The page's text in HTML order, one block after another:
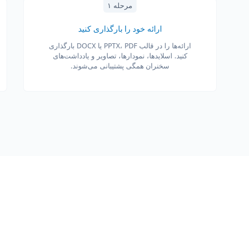
مرحله ۱
ارائه خود را بارگذاری کنید
ارائه‌ها را در قالب PPTX، PDF یا DOCX بارگذاری
کنید. اسلایدها، نمودارها، تصاویر و یادداشت‌های
سخنران همگی پشتیبانی می‌شوند.